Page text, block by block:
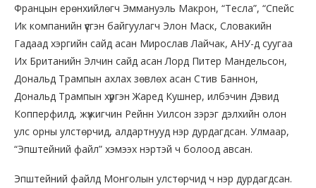
Францын ерөнхийлөгч Эммануэль Макрон, “Тесла”, “Спейс
Ик компанийн үүсгэн байгуулагч Элон Маск, Словакийн
Гадаад хэргийн сайд асан Мирослав Лайчак, АНУ-д суугаа
Их Британийн Элчин сайд асан Лорд Питер Мандельсон,
Дональд Трампын ахлах зөвлөх асан Стив Баннон,
Дональд Трампын хүргэн Жаред Кушнер, илбэчин Дэвид
Копперфилд, жүжигчин Рейнн Уилсон зэрэг дэлхийн олон
улс орны улстөрчид, алдартнууд нэр дурдагдсан. Улмаар,
“Эпштейний файл” хэмээх нэртэй ч болоод авсан.
Эпштейний файлд Монголын улстөрчид ч нэр дурдагдсан.